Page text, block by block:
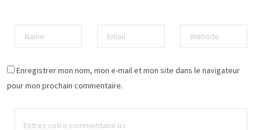
Enregistrer mon nom, mon e-mail et mon site dans le navigateur
pour mon prochain commentaire.